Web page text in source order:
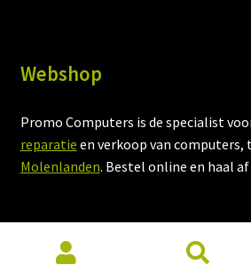
Webshop
Promo Computers is de specialist
reparatie en verkoop van
Molenlanden. Bestel online en haal
Openingstijden winkel